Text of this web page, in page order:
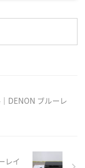
。お部屋のレイアウ
為に当社に買 ...
ました。新品・中古
のがんばり屋は無料出
査定で納得の買取価
示！売却は高額査定
振動で迫力ある臨場感
ます。あまり使用して
仕様】仕様 張地/合成皮
分タイマー内蔵(くつろ
DENON ブルーレ
レイ